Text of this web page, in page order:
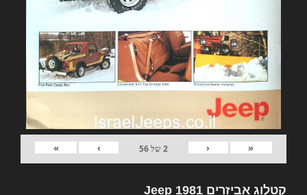
«
‹
2של56
›
»
קטלוג אביזרים 1981 Jeep